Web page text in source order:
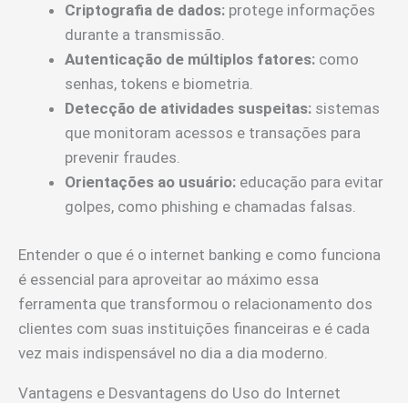
Criptografia de dados: protege informações
durante a transmissão.
Autenticação de múltiplos fatores: como
senhas, tokens e biometria.
Detecção de atividades suspeitas: sistemas
que monitoram acessos e transações para
prevenir fraudes.
Orientações ao usuário: educação para evitar
golpes, como phishing e chamadas falsas.
Entender o que é o internet banking e como funciona
é essencial para aproveitar ao máximo essa
ferramenta que transformou o relacionamento dos
clientes com suas instituições financeiras e é cada
vez mais indispensável no dia a dia moderno.
Vantagens e Desvantagens do Uso do Internet